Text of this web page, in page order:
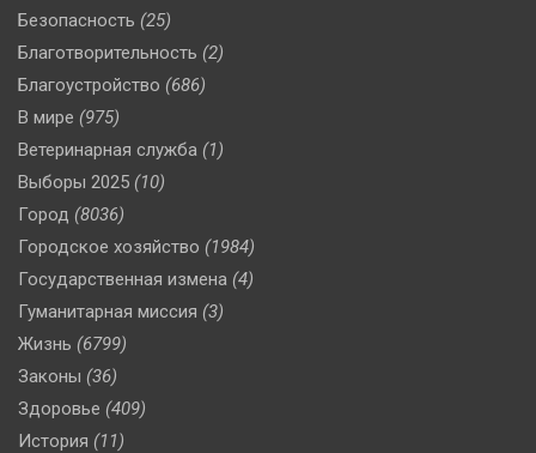
Безопасность (25)
Благотворительность (2)
Благоустройство (686)
В мире (975)
Ветеринарная служба (1)
Выборы 2025 (10)
Город (8036)
Городское хозяйство (1984)
Государственная измена (4)
Гуманитарная миссия (3)
Жизнь (6799)
Законы (36)
Здоровье (409)
История (11)